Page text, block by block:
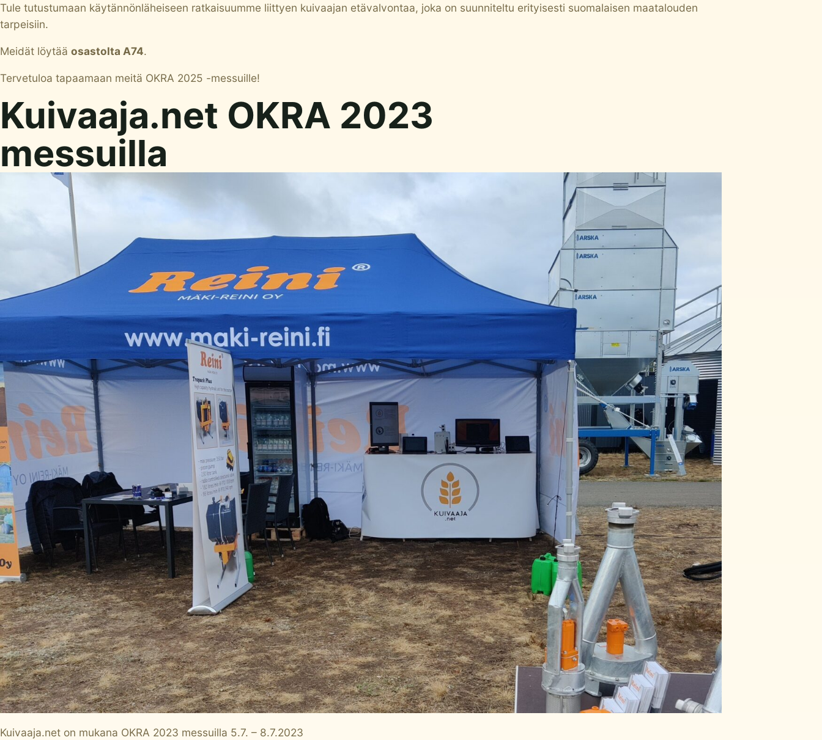
Tule tutustumaan käytännönläheiseen ratkaisuumme liittyen kuivaajan etävalvontaa, joka on suunniteltu erityisesti suomalaisen maatalouden
tarpeisiin.
Meidät löytää osastolta A74.
Tervetuloa tapaamaan meitä OKRA 2025 -messuille!
Kuivaaja.net OKRA 2023
messuilla
Kuivaaja.net on mukana OKRA 2023 messuilla 5.7. – 8.7.2023